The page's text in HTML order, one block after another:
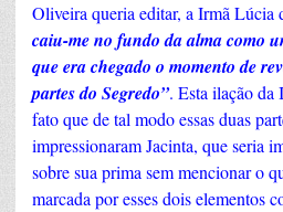
Oliveira queria editar, a Irmã Lúcia
caiu-me no fundo da alma como
que era chegado o momento de
partes do Segredo”. Esta ilação da
fato que de tal modo essas duas
impressionaram Jacinta, que seria
sobre sua prima sem mencionar o
marcada por esses dois elementos